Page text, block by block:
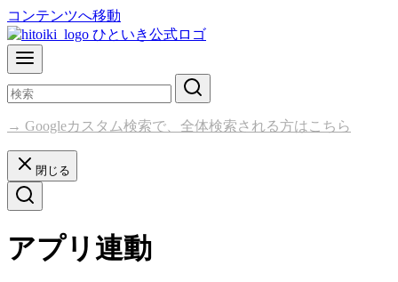
コンテンツへ移動
→ Googleカスタム検索で、全体検索される方はこちら
閉じる
アプリ連動